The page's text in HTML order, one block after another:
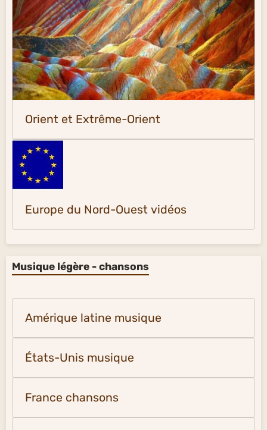
Orient et Extrême-Orient
Europe du Nord-Ouest vidéos
Musique légère - chansons
Amérique latine musique
États-Unis musique
France chansons